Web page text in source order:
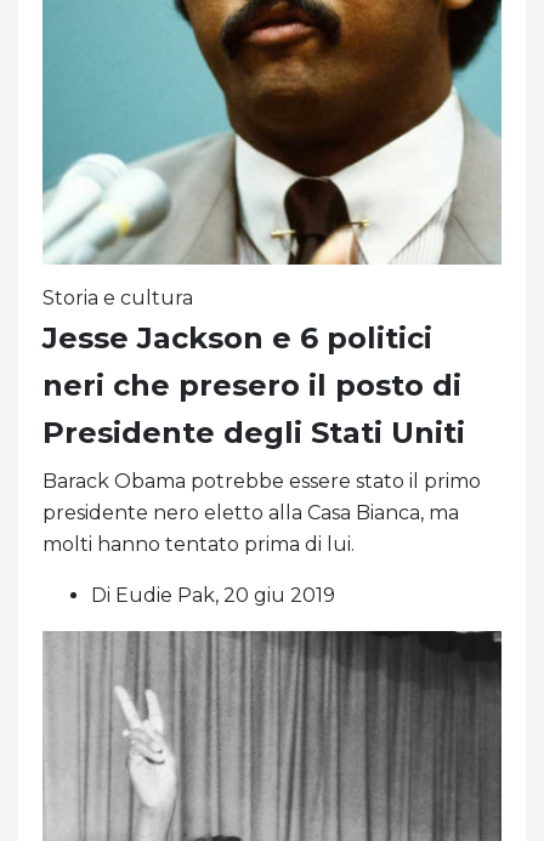
Storia e cultura
Jesse Jackson e 6 politici
neri che presero il posto di
Presidente degli Stati Uniti
Barack Obama potrebbe essere stato il primo
presidente nero eletto alla Casa Bianca, ma
molti hanno tentato prima di lui.
Di Eudie Pak, 20 giu 2019